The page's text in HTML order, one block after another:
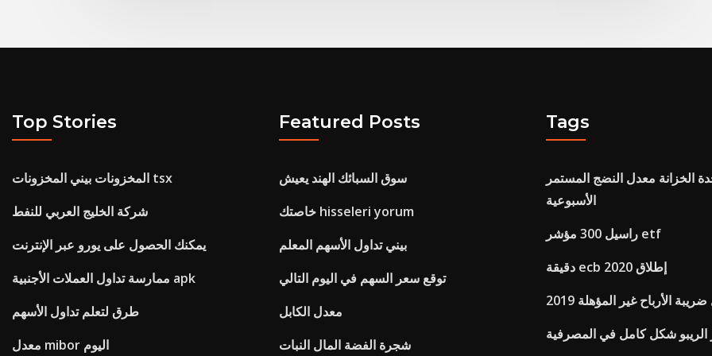
Top Stories
المخزونات بيني المخزونات tsx
شركة الخليج العربي للنفط
يمكنك الحصول على يورو عبر الإنترنت
ممارسة تداول العملات الأجنبية apk
طرق لتعلم تداول الأسهم
معدل mibor اليوم
Featured Posts
سوق السبائك الهند يعيش
خاصتك hisseleri yorum
بيني تداول الأسهم المعلم
توقع سعر السهم في اليوم التالي
معدل الكابل
شجرة الفضة المال النبات
Tags
الخزانة معدل النضج المستمر
الأسبوعية
راسيل 300 مؤشر etf
دقيقة ecb إطلاق 2020
الأرباح غير المؤهلة 2019
شكل كامل في المصرفية